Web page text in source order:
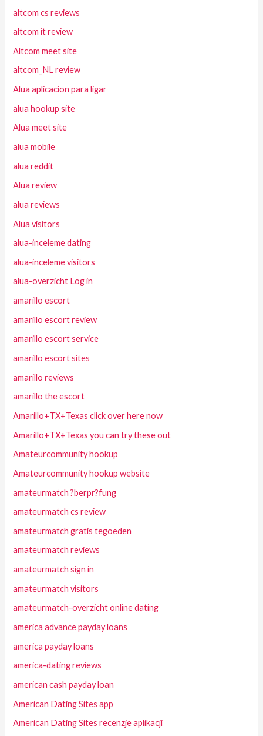
altcom cs reviews
altcom it review
Altcom meet site
altcom_NL review
Alua aplicacion para ligar
alua hookup site
Alua meet site
alua mobile
alua reddit
Alua review
alua reviews
Alua visitors
alua-inceleme dating
alua-inceleme visitors
alua-overzicht Log in
amarillo escort
amarillo escort review
amarillo escort service
amarillo escort sites
amarillo reviews
amarillo the escort
Amarillo+TX+Texas click over here now
Amarillo+TX+Texas you can try these out
Amateurcommunity hookup
Amateurcommunity hookup website
amateurmatch ?berpr?fung
amateurmatch cs review
amateurmatch gratis tegoeden
amateurmatch reviews
amateurmatch sign in
amateurmatch visitors
amateurmatch-overzicht online dating
america advance payday loans
america payday loans
america-dating reviews
american cash payday loan
American Dating Sites app
American Dating Sites recenzje aplikacji